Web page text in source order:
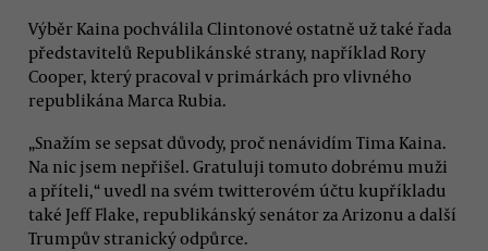
Výběr Kaina pochválila Clintonové ostatně už také řada
představitelů Republikánské strany, například Rory
Cooper, který pracoval v primárkách pro vlivného
republikána Marca Rubia.
„Snažím se sepsat důvody, proč nenávidím Tima Kaina.
Na nic jsem nepřišel. Gratuluji tomuto dobrému muži
a příteli,“ uvedl na svém twitterovém účtu kupříkladu
také Jeff Flake, republikánský senátor za Arizonu a další
Trumpův stranický odpůrce.